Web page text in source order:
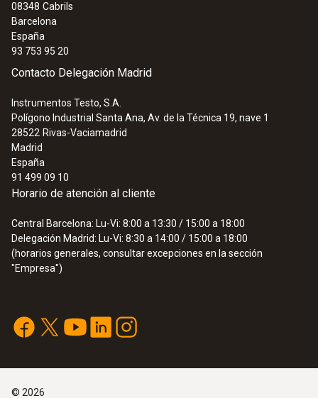
08348 Cabrils
Barcelona
España
93 753 95 20
Contacto Delegación Madrid
Instrumentos Testo, S.A.
Polígono Industrial Santa Ana, Av. de la Técnica 19, nave 1
28522 Rivas-Vaciamadrid
Madrid
España
91 499 09 10
Horario de atención al cliente
Central Barcelona: Lu-Vi: 8:00 a 13:30 / 15:00 a 18:00
Delegación Madrid: Lu-Vi: 8:30 a 14:00 / 15:00 a 18:00
(horarios generales, consultar excepciones en la sección
"Empresa")
© 2026